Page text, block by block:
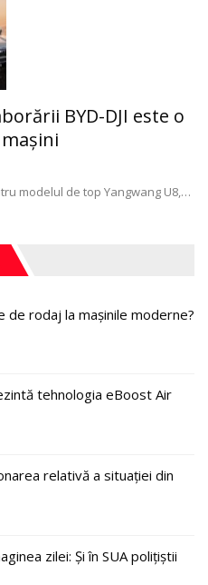
BYD-DJI este o
modelul de top Yangwang U8,…
de rodaj la mașinile moderne?
tehnologia eBoost Air
relativă a situației din
zilei: Și în SUA polițiștii